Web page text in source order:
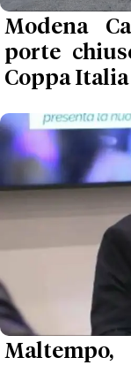
Modena
porte
Coppa Italia